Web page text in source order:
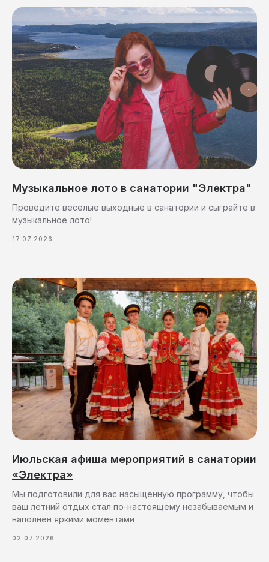
Музыкальное лото в санатории "Электра"
Проведите веселые выходные в санатории и сыграйте в
музыкальное лото!
17.07.2026
Июльская афиша мероприятий в санатории
«Электра»
Мы подготовили для вас насыщенную программу, чтобы
ваш летний отдых стал по-настоящему незабываемым и
наполнен яркими моментами
02.07.2026